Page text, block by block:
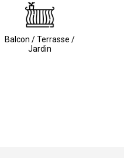
Balcon / Terrasse /
Jardin